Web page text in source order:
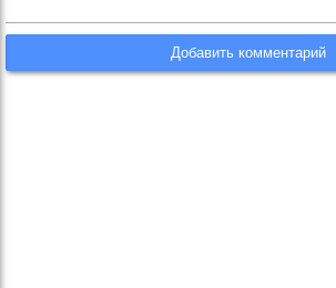
Добавить комментарий